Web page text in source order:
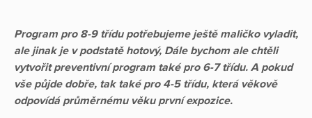
Program pro 8-9 třídu potřebujeme ještě maličko vyladit,
ale jinak je v podstatě hotový, Dále bychom ale chtěli
vytvořit preventivní program také pro 6-7 třídu. A pokud
vše půjde dobře, tak také pro 4-5 třídu, která věkově
odpovídá průměrnému věku první expozice.